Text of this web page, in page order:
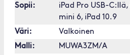
Sopii:
iPad Pro USB-
mini 6, iPad 10.9
Väri:
Valkoinen
Malli:
MUWA3ZM/A